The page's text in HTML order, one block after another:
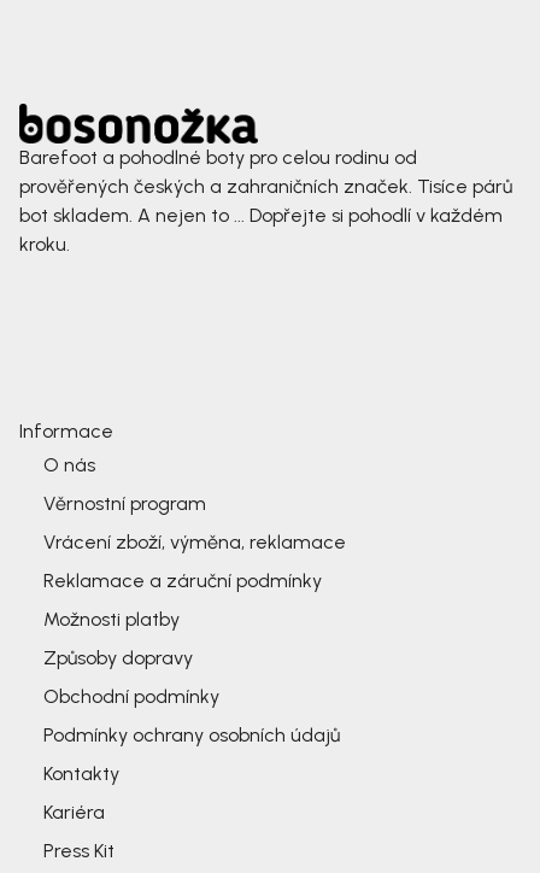
Barefoot a pohodlné boty pro celou rodinu od
prověřených českých a zahraničních značek. Tisíce párů
bot skladem. A nejen to ... Dopřejte si pohodlí v každém
kroku.
Informace
O nás
Věrnostní program
Vrácení zboží, výměna, reklamace
Reklamace a záruční podmínky
Možnosti platby
Způsoby dopravy
Obchodní podmínky
Podmínky ochrany osobních údajů
Kontakty
Kariéra
Press Kit